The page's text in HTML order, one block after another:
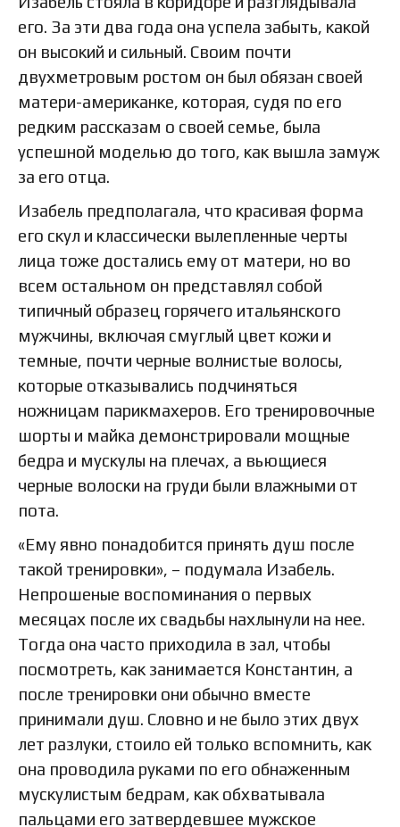
его. За эти два года она успела забыть, какой
он высокий и сильный. Своим почти
двухметровым ростом он был обязан своей
матери-американке, которая, судя по его
редким рассказам о своей семье, была
успешной моделью до того, как вышла замуж
за его отца.
Изабель предполагала, что красивая форма
его скул и классически вылепленные черты
лица тоже достались ему от матери, но во
всем остальном он представлял собой
типичный образец горячего итальянского
мужчины, включая смуглый цвет кожи и
темные, почти черные волнистые волосы,
которые отказывались подчиняться
ножницам парикмахеров. Его тренировочные
шорты и майка демонстрировали мощные
бедра и мускулы на плечах, а вьющиеся
черные волоски на груди были влажными от
пота.
«Ему явно понадобится принять душ после
такой тренировки», – подумала Изабель.
Непрошеные воспоминания о первых
месяцах после их свадьбы нахлынули на нее.
Тогда она часто приходила в зал, чтобы
посмотреть, как занимается Константин, а
после тренировки они обычно вместе
принимали душ. Словно и не было этих двух
лет разлуки, стоило ей только вспомнить, как
она проводила руками по его обнаженным
мускулистым бедрам, как обхватывала
пальцами его затвердевшее мужское